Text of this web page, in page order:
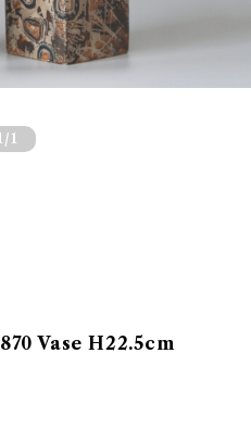
/1
Vase H22.5cm